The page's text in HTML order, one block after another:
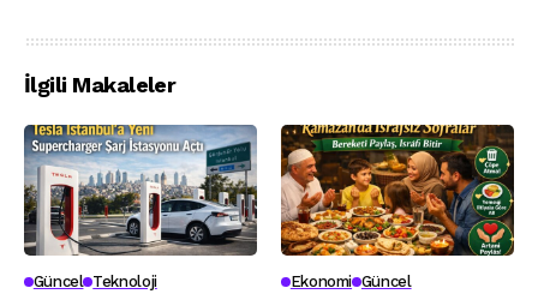
İlgili Makaleler
Güncel Teknoloji Ekonomi Güncel